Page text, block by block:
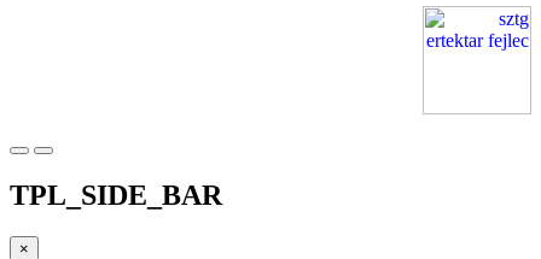
TPL_SIDE_BAR
×